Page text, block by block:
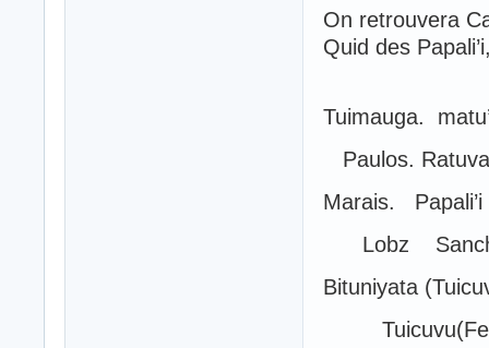
On retrouvera
Quid des
Tuimauga.
Paulos.
Marais.
Lobz
Bituniyata